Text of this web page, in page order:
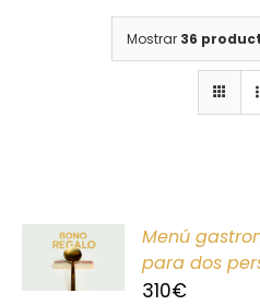
Mostrar 36
Menú
para dos
310€